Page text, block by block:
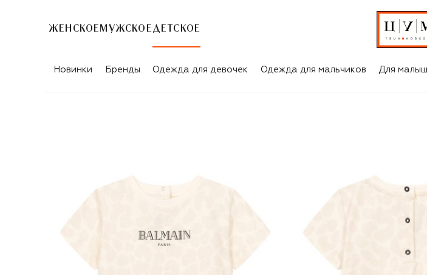
ЖЕНСКОЕ МУЖСКОЕ ДЕТСКОЕ
Новинки Бренды Одежда для девочек Одежда для мальчиков Для